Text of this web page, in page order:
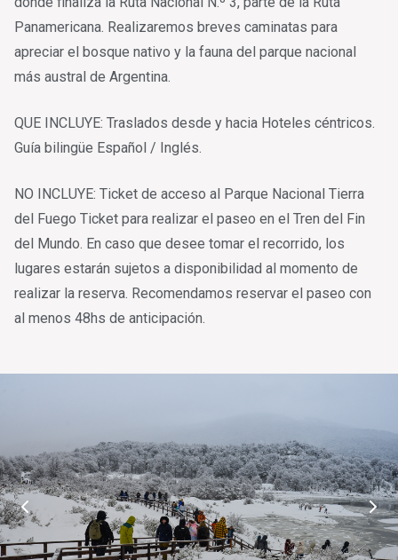
Panamericana. Realizaremos breves caminatas para
apreciar el bosque nativo y la fauna del parque nacional
más austral de Argentina.
QUE INCLUYE: Traslados desde y hacia Hoteles céntricos.
Guía bilingüe Español / Inglés.
NO INCLUYE: Ticket de acceso al Parque Nacional Tierra
del Fuego Ticket para realizar el paseo en el Tren del Fin
del Mundo. En caso que desee tomar el recorrido, los
lugares estarán sujetos a disponibilidad al momento de
realizar la reserva. Recomendamos reservar el paseo con
al menos 48hs de anticipación.